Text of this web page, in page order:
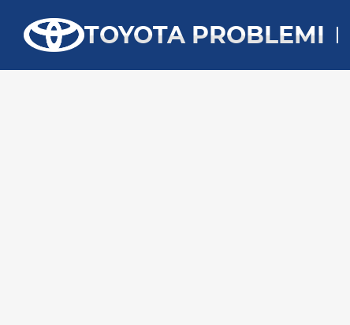
TOYOTA PROBLEMI